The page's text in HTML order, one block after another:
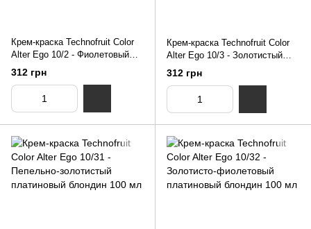
Крем-краска Technofruit Color
Alter Ego 10/2 - Фиолетовый
платиновый блондин 100 мл
312 грн
Крем-краска Technofruit Color
Alter Ego 10/3 - Золотистый
платиновый блондин 100 мл
312 грн